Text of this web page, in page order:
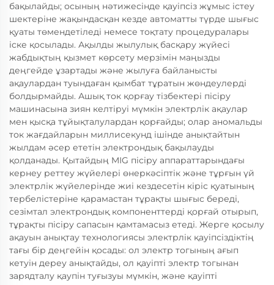
бақылайды; осының нәтижесінде қауіпсіз жұмыс істеу
шектеріне жақындасқан кезде автоматты түрде шығыс
қуаты төмендетіледі немесе тоқтату процедуралары
іске қосылады. Ақылды жылулық басқару жүйесі
жабдықтың қызмет көрсету мерзімін маңызды
деңгейде ұзартады және жылуға байланысты
ақаулардан туындаған қымбат тұратын жөндеулерді
болдырмайды. Ашық ток қорғау тізбектері пісіру
машинасына зиян келтіруі мүмкін электрлік ақаулар
мен қысқа тұйықталулардан қорғайды; олар аномальды
ток жағдайларын миллисекунд ішінде анықтайтын
жылдам әсер ететін электрондық бақылауды
қолданады. Қытайдың MIG пісіру аппараттарындағы
кернеу реттеу жүйелері өнеркәсіптік және тұрғын үй
электрлік жүйелерінде жиі кездесетін кіріс қуатының
тербелістеріне қарамастан тұрақты шығыс береді,
сезімтал электрондық компоненттерді қорғай отырып,
тұрақты пісіру сапасын қамтамасыз етеді. Жерге қосылу
ақауын анықтау технологиясы электрлік қауіпсіздіктің
тағы бір деңгейін қосады: ол электр тогының ағып
кетуін дереу анықтайды, ол қауіпті электр тогынан
зарядталу қаупін туғызуы мүмкін, және қауіпті